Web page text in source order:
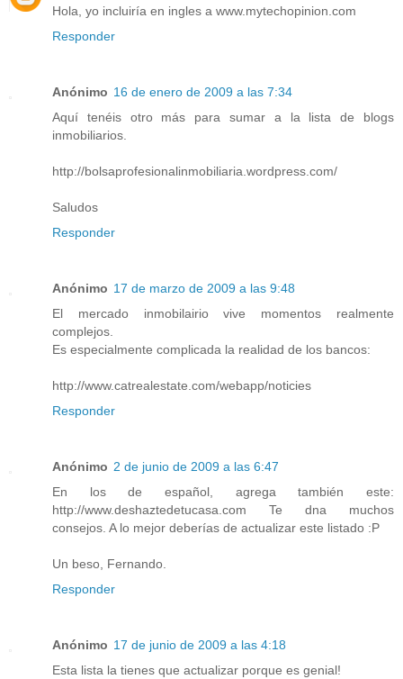
Hola, yo incluiría en ingles a www.mytechopinion.com
Responder
Anónimo 16 de enero de 2009 a las 7:34
Aquí tenéis otro más para sumar a la lista de blogs
inmobiliarios.
http://bolsaprofesionalinmobiliaria.wordpress.com/
Saludos
Responder
Anónimo 17 de marzo de 2009 a las 9:48
El mercado inmobilairio vive momentos realmente
complejos.
Es especialmente complicada la realidad de los bancos:
http://www.catrealestate.com/webapp/noticies
Responder
Anónimo 2 de junio de 2009 a las 6:47
En los de español, agrega también este:
http://www.deshaztedetucasa.com Te dna muchos
consejos. A lo mejor deberías de actualizar este listado :P
Un beso, Fernando.
Responder
Anónimo 17 de junio de 2009 a las 4:18
Esta lista la tienes que actualizar porque es genial!